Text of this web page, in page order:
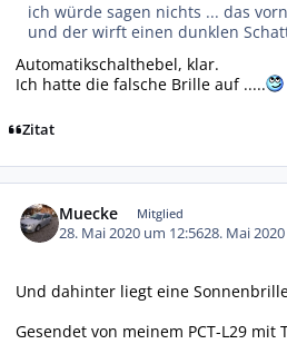
ich würde sagen nichts ... das
und der wirft einen dunklen
Automatikschalthebel, klar.
Ich hatte die falsche Brille auf .....
Zitat
Muecke Mitglied
28. Mai 2020 um 12:5628. Mai 2020
Und dahinter liegt eine
Gesendet von meinem PCT-L29 mit